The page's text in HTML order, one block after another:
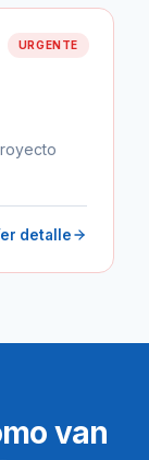
URGENTE
detalle
van